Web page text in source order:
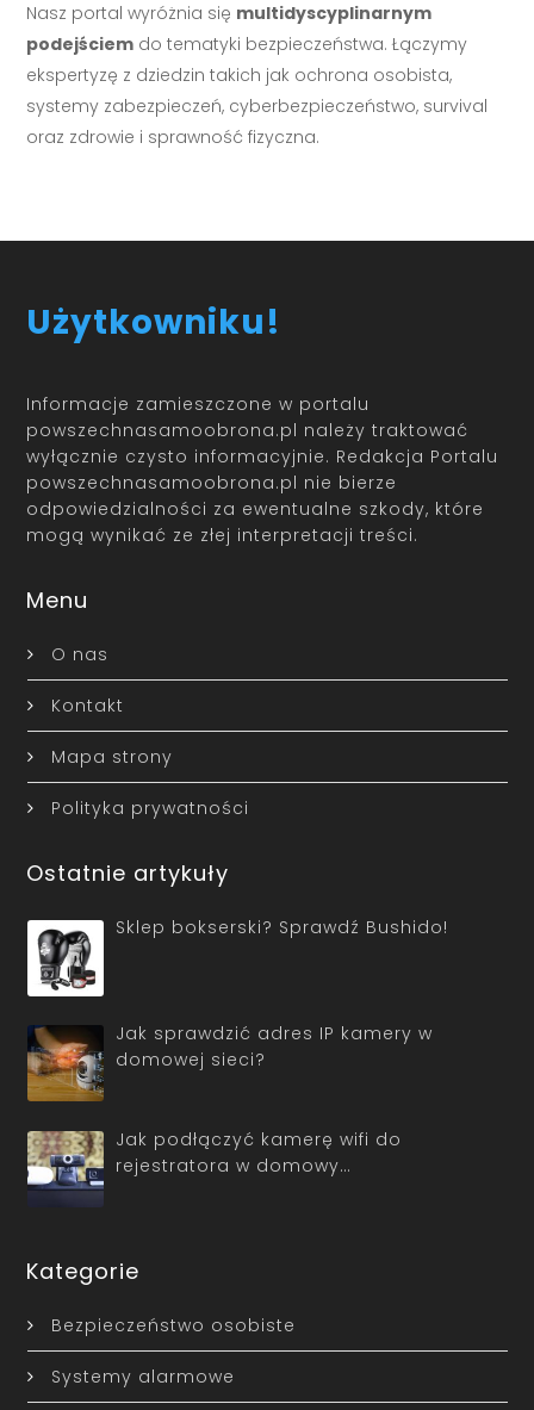
Nasz portal wyróżnia się multidyscyplinarnym
podejściem do tematyki bezpieczeństwa. Łączymy
ekspertyzę z dziedzin takich jak ochrona osobista,
systemy zabezpieczeń, cyberbezpieczeństwo, survival
oraz zdrowie i sprawność fizyczna.
Użytkowniku!
Informacje zamieszczone w portalu
powszechnasamoobrona.pl należy traktować
wyłącznie czysto informacyjnie. Redakcja Portalu
powszechnasamoobrona.pl nie bierze
odpowiedzialności za ewentualne szkody, które
mogą wynikać ze złej interpretacji treści.
Menu
O nas
Kontakt
Mapa strony
Polityka prywatności
Ostatnie artykuły
Sklep bokserski? Sprawdź Bushido!
Jak sprawdzić adres IP kamery w
domowej sieci?
Jak podłączyć kamerę wifi do
rejestratora w domowy…
Kategorie
Bezpieczeństwo osobiste
Systemy alarmowe